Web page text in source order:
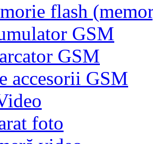
flash
GSM
GSM
accesorii GSM
foto